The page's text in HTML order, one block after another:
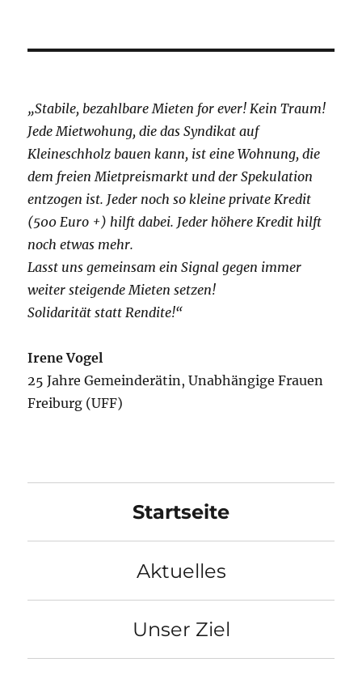
„Stabile, bezahlbare Mieten for ever! Kein Traum!
Jede Mietwohung, die das Syndikat auf
Kleineschholz bauen kann, ist eine Wohnung, die
dem freien Mietpreismarkt und der Spekulation
entzogen ist. Jeder noch so kleine private Kredit
(500 Euro +) hilft dabei. Jeder höhere Kredit hilft
noch etwas mehr.
Lasst uns gemeinsam ein Signal gegen immer
weiter steigende Mieten setzen!
Solidarität statt Rendite!“
Irene Vogel
25 Jahre Gemeinderätin, Unabhängige Frauen
Freiburg (UFF)
Startseite
Aktuelles
Unser Ziel